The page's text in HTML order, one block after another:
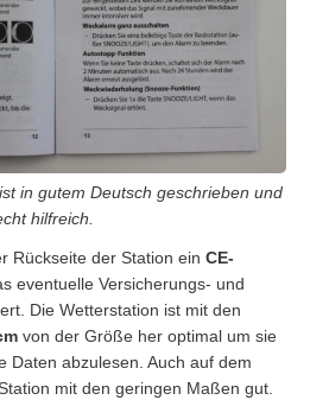
in gutem Deutsch geschrieben und
hilfreich.
Rückseite der Station ein CE-
eventuelle Versicherungs- und
Die Wetterstation ist mit den
von der Größe her optimal um sie
Daten abzulesen. Auch auf dem
mit den geringen Maßen gut.